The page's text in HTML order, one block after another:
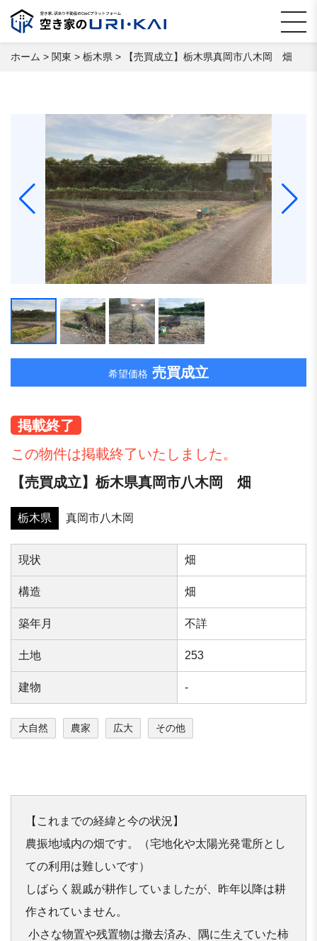
ホーム > 関東 > 栃木県 > 【売買成立】栃木県真岡市八木岡 畑
希望価格 売買成立
掲載終了
この物件は掲載終了いたしました。
【売買成立】栃木県真岡市八木岡 畑
栃木県 真岡市八木岡
現状 畑
構造 畑
築年⽉ 不詳
⼟地 253
建物 -
大自然 農家 広大 その他
【これまでの経緯と今の状況】
農振地域内の畑です。（宅地化や太陽光発電所とし
ての利用は難しいです）
しばらく親戚が耕作していましたが、昨年以降は耕
作されていません。
小さな物置や残置物は撤去済み、隅に生えていた柿